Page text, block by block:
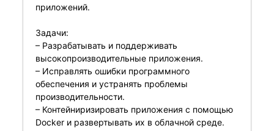
приложений.
Задачи:
– Разрабатывать и поддерживать
высокопроизводительные приложения.
– Исправлять ошибки программного
обеспечения и устранять проблемы
производительности.
– Контейниризировать приложения с помощью
Docker и развертывать их в облачной среде.